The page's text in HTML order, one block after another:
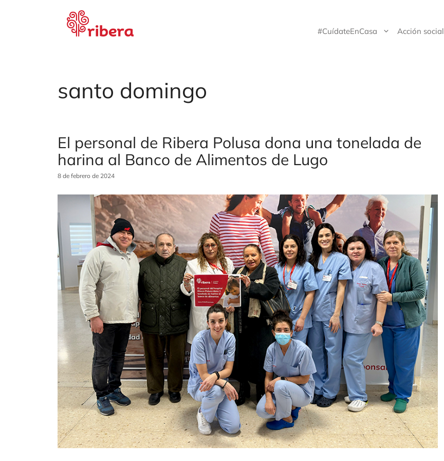
#CuídateEnCasa Acción social
santo domingo
El personal de Ribera Polusa dona una tonelada de
harina al Banco de Alimentos de Lugo
8 de febrero de 2024